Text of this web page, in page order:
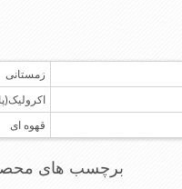
زمستانی
قهوه ای
برچسب های